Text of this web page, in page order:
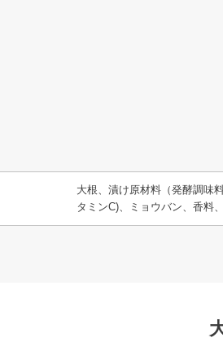
大根、漬け原材料（発酵調味
タミンC)、ミョウバン、香料